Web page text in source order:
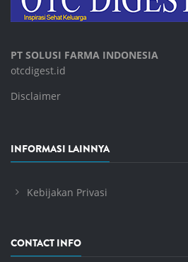
PT SOLUSI FARMA INDONESIA
otcdigest.id
Disclaimer
INFORMASI LAINNYA
Kebijakan Privasi
CONTACT INFO